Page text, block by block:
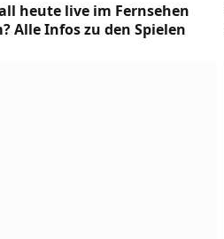
heute live im Fernsehen
Alle Infos zu den Spielen